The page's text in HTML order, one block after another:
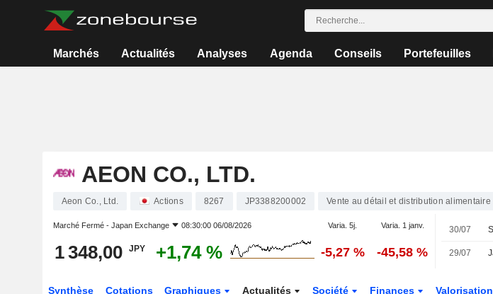
Marchés Actualités Analyses Agenda Conseils Portefeuilles
AEON CO., LTD.
Aeon Co., Ltd. Actions 8267 JP3388200002 Vente au détail et distribution alimentaire
Marché Fermé - Japan Exchange 08:30:00 06/08/2026 Varia. 5j. Varia. 1 janv.
1 348,00 JPY +1,74 % -5,27 % -45,58 %
30/07
29/07
Synthèse Cotations Graphiques Actualités Société Finances Valorisation